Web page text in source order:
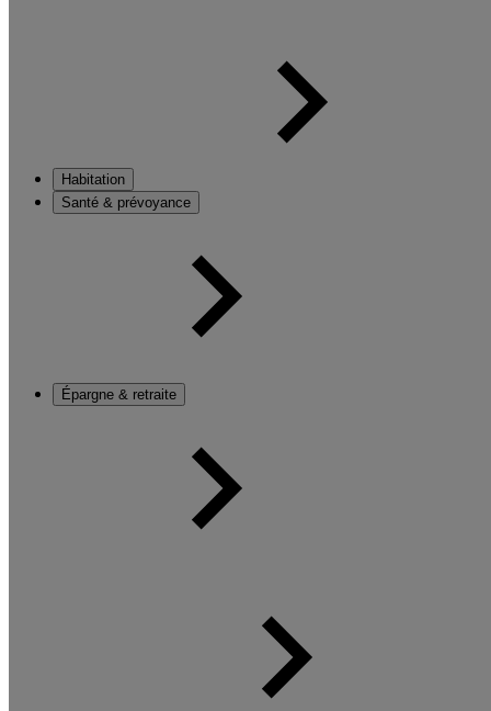
Habitation
Santé & prévoyance
Épargne & retraite